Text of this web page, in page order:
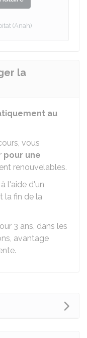
(Anah)
la
au
vous
pour une
renouvelables.
l'aide d'un
la fin de la
3 ans, dans les
avantage